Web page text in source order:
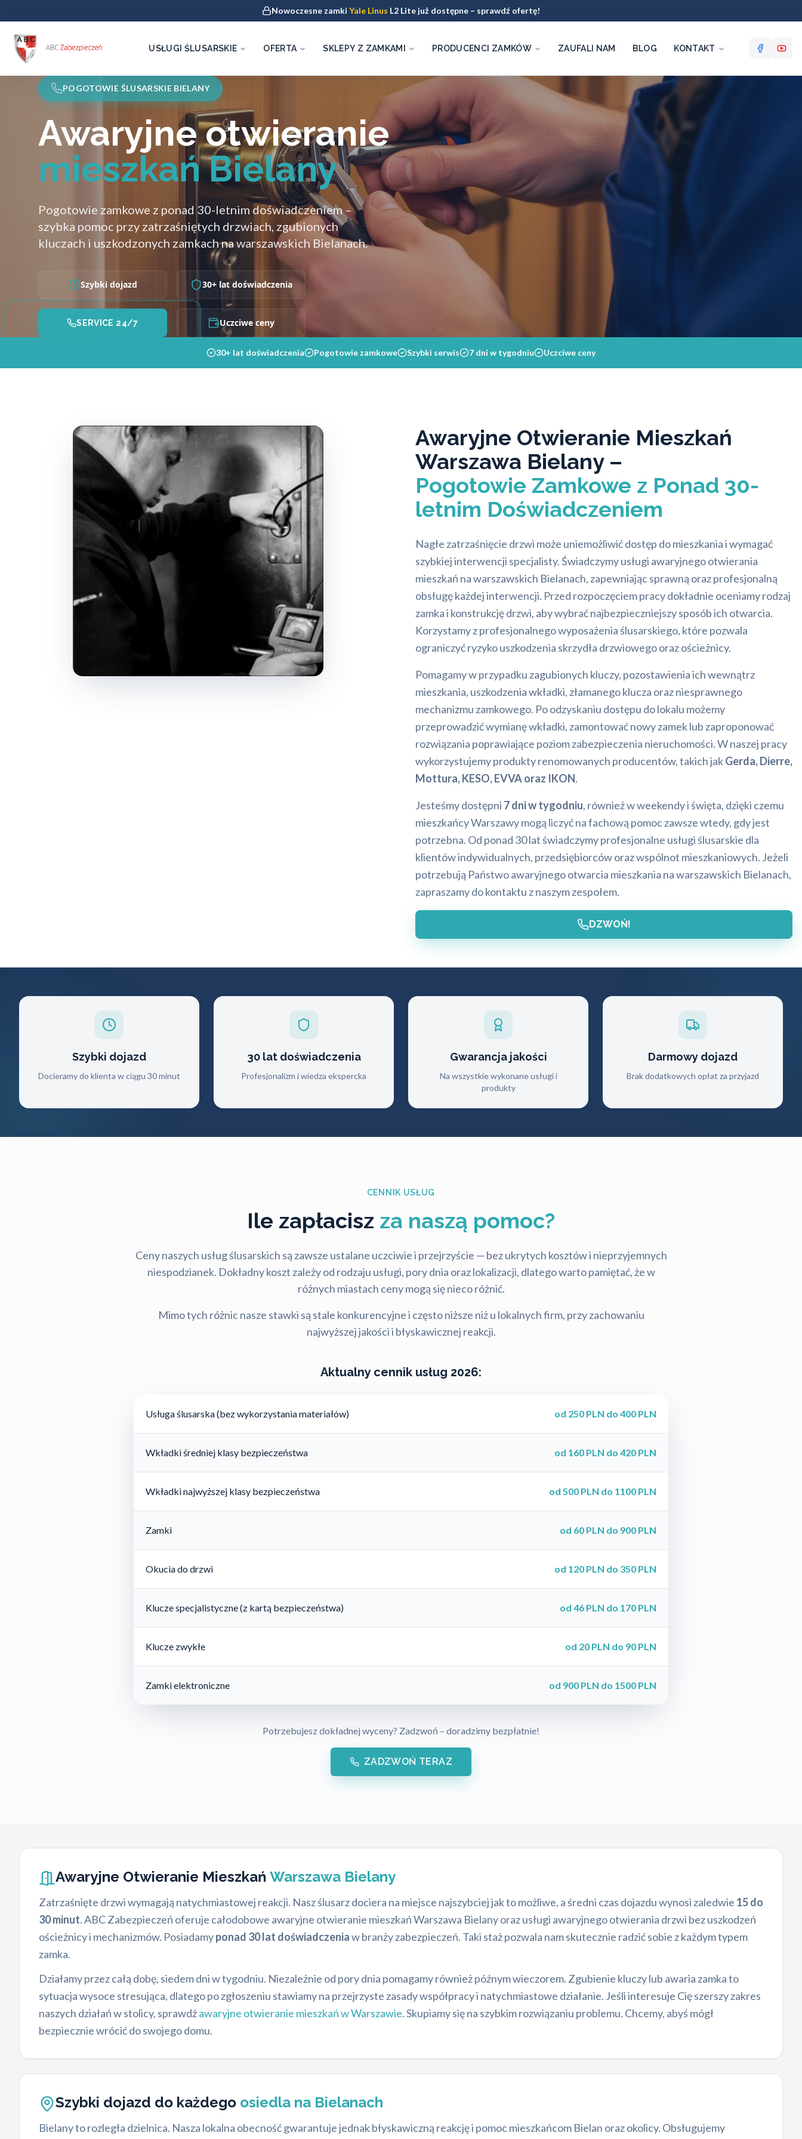
Nowoczesne zamki Yale Linus L2 Lite już dostępne – sprawdź ofertę!
USŁUGI ŚLUSARSKIE OFERTA SKLEPY Z ZAMKAMI PRODUCENCI ZAMKÓW ZAUFALI NAM BLOG KONTAKT
POGOTOWIE ŚLUSARSKIE BIELANY
Awaryjne otwieranie
mieszkań Bielany
Pogotowie zamkowe z ponad 30-letnim doświadczeniem –
szybka pomoc przy zatrzaśniętych drzwiach, zgubionych
kluczach i uszkodzonych zamkach na warszawskich Bielanach.
Szybki dojazd 30+ lat doświadczenia
SERVICE 24/7 Uczciwe ceny
30+ lat doświadczenia Pogotowie zamkowe Szybki serwis 7 dni w tygodniu Uczciwe ceny
Awaryjne Otwieranie Mieszkań
Warszawa Bielany –
Pogotowie Zamkowe z Ponad 30-
letnim Doświadczeniem
Nagłe zatrzaśnięcie drzwi może uniemożliwić dostęp do mieszkania i wymagać
szybkiej interwencji specjalisty. Świadczymy usługi awaryjnego otwierania
mieszkań na warszawskich Bielanach, zapewniając sprawną oraz profesjonalną
obsługę każdej interwencji. Przed rozpoczęciem pracy dokładnie oceniamy rodzaj
zamka i konstrukcję drzwi, aby wybrać najbezpieczniejszy sposób ich otwarcia.
Korzystamy z profesjonalnego wyposażenia ślusarskiego, które pozwala
ograniczyć ryzyko uszkodzenia skrzydła drzwiowego oraz ościeżnicy.
Pomagamy w przypadku zagubionych kluczy, pozostawienia ich wewnątrz
mieszkania, uszkodzenia wkładki, złamanego klucza oraz niesprawnego
mechanizmu zamkowego. Po odzyskaniu dostępu do lokalu możemy
przeprowadzić wymianę wkładki, zamontować nowy zamek lub zaproponować
rozwiązania poprawiające poziom zabezpieczenia nieruchomości. W naszej pracy
wykorzystujemy produkty renomowanych producentów, takich jakGerda, Dierre,
Mottura, KESO, EVVA oraz IKON.
Jesteśmy dostępni 7 dni w tygodniu, również w weekendy i święta, dzięki czemu
mieszkańcy Warszawy mogą liczyć na fachową pomoc zawsze wtedy, gdy jest
potrzebna. Od ponad 30 lat świadczymy profesjonalne usługi ślusarskie dla
klientów indywidualnych, przedsiębiorców oraz wspólnot mieszkaniowych. Jeżeli
potrzebują Państwo awaryjnego otwarcia mieszkania na warszawskich Bielanach,
zapraszamy do kontaktu z naszym zespołem.
DZWOŃ!
Szybki dojazd
Docieramy do klienta w ciągu 30 minut
30 lat doświadczenia
Profesjonalizm i wiedza ekspercka
Gwarancja jakości
Na wszystkie wykonane usługi i
produkty
Darmowy dojazd
Brak dodatkowych opłat za przyjazd
CENNIK USŁUG
Ile zapłacisz za naszą pomoc?
Ceny naszych usług ślusarskich są zawsze ustalane uczciwie i przejrzyście — bez ukrytych kosztów i nieprzyjemnych
niespodzianek. Dokładny koszt zależy od rodzaju usługi, pory dnia oraz lokalizacji, dlatego warto pamiętać, że w
różnych miastach ceny mogą się nieco różnić.
Mimo tych różnic nasze stawki są stale konkurencyjne i często niższe niż u lokalnych firm, przy zachowaniu
najwyższej jakości i błyskawicznej reakcji.
Aktualny cennik usług 2026:
Usługa ślusarska (bez wykorzystania materiałów) od 250 PLN do 400 PLN
Wkładki średniej klasy bezpieczeństwa od 160 PLN do 420 PLN
Wkładki najwyższej klasy bezpieczeństwa od 500 PLN do 1100 PLN
Zamki od 60 PLN do 900 PLN
Okucia do drzwi od 120 PLN do 350 PLN
Klucze specjalistyczne (z kartą bezpieczeństwa) od 46 PLN do 170 PLN
Klucze zwykłe od 20 PLN do 90 PLN
Zamki elektroniczne od 900 PLN do 1500 PLN
Potrzebujesz dokładnej wyceny? Zadzwoń – doradzimy bezpłatnie!
ZADZWOŃ TERAZ
Awaryjne Otwieranie Mieszkań Warszawa Bielany
Zatrzaśnięte drzwi wymagają natychmiastowej reakcji. Nasz ślusarz dociera na miejsce najszybciej jak to możliwe, a średni czas dojazdu wynosi zaledwie 15 do
30 minut. ABC Zabezpieczeń oferuje całodobowe awaryjne otwieranie mieszkań Warszawa Bielany oraz usługi awaryjnego otwierania drzwi bez uszkodzeń
ościeżnicy i mechanizmów. Posiadamyponad 30 lat doświadczeniaw branży zabezpieczeń. Taki staż pozwala nam skutecznie radzić sobie z każdym typem
zamka.
Działamy przez całą dobę, siedem dni w tygodniu. Niezależnie od pory dnia pomagamy również późnym wieczorem. Zgubienie kluczy lub awaria zamka to
sytuacja wysoce stresująca, dlatego po zgłoszeniu stawiamy na przejrzyste zasady współpracy i natychmiastowe działanie. Jeśli interesuje Cię szerszy zakres
naszych działań w stolicy, sprawdźawaryjne otwieranie mieszkań w Warszawie. Skupiamy się na szybkim rozwiązaniu problemu. Chcemy, abyś mógł
bezpiecznie wrócić do swojego domu.
Szybki dojazd do każdego osiedla na Bielanach
Bielany to rozległa dzielnica. Nasza lokalna obecność gwarantuje jednak błyskawiczną reakcję i pomoc mieszkańcom Bielan oraz okolicy. Obsługujemy